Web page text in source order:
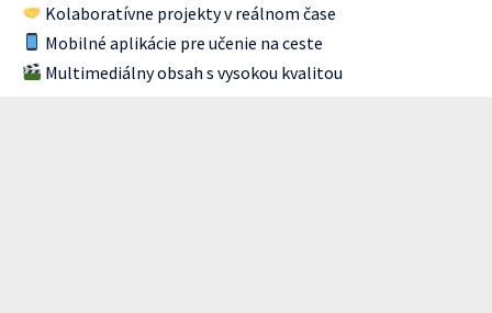
Kolaboratívne projekty v reálnom čase
Mobilné aplikácie pre učenie na ceste
Multimediálny obsah s vysokou kvalitou